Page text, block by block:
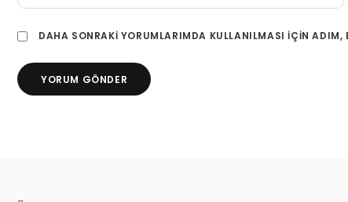
DAHA SONRAKI YORUMLARIMDA KULLANILMASI IÇIN